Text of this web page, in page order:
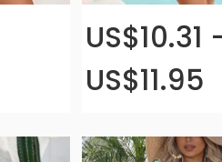
US$10.31
US$11.95